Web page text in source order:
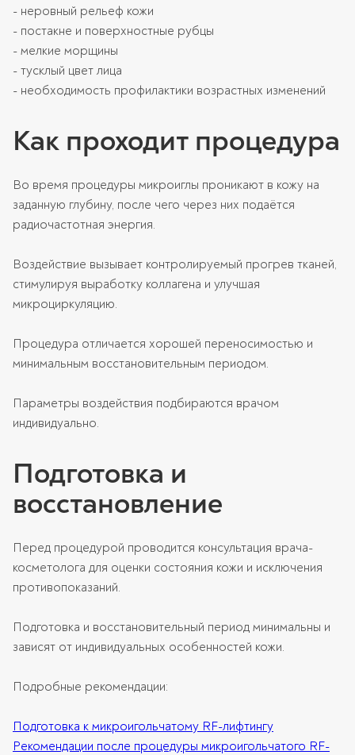
- неровный рельеф кожи
- постакне и поверхностные рубцы
- мелкие морщины
- тусклый цвет лица
- необходимость профилактики возрастных изменений
Как проходит процедура
Во время процедуры микроиглы проникают в кожу на
заданную глубину, после чего через них подаётся
радиочастотная энергия.
Воздействие вызывает контролируемый прогрев тканей,
стимулируя выработку коллагена и улучшая
микроциркуляцию.
Процедура отличается хорошей переносимостью и
минимальным восстановительным периодом.
Параметры воздействия подбираются врачом
индивидуально.
Подготовка и
восстановление
Перед процедурой проводится консультация врача-
косметолога для оценки состояния кожи и исключения
противопоказаний.
Подготовка и восстановительный период минимальны и
зависят от индивидуальных особенностей кожи.
Подробные рекомендации:
Подготовка к микроигольчатому RF-лифтингу
Рекомендации после процедуры микроигольчатого RF-